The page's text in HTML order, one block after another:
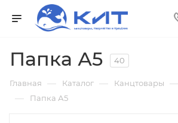
Папка А5 40
Главная — Каталог — Канцтовары —
— Папка А5